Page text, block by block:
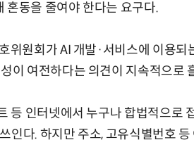
혼동을 줄여야 한다는 요구다.
위원회가 AI 개발·서비스에 이용되
이 여전하다는 의견이 지속적으로
등 인터넷에서 누구나 합법적으로
인다. 하지만 주소, 고유식별번호